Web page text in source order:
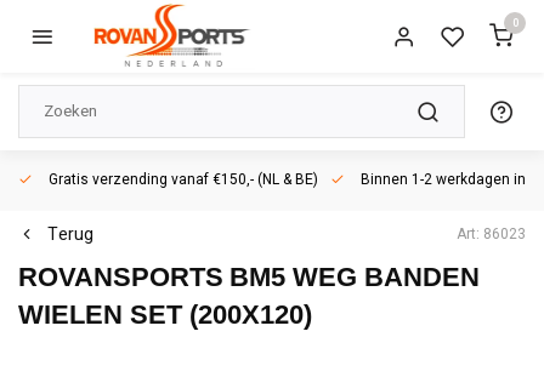
0
Gratis verzending vanaf €150,- (NL & BE) Binnen 1-2 werkdagen in
Terug Art: 86023
ROVANSPORTS BM5 WEG BANDEN
WIELEN SET (200X120)